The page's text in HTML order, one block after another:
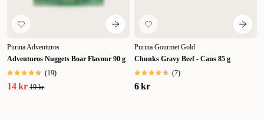
Purina Adventuros
Adventuros Nuggets Boar Flavour 90 g
(19)
14 kr 19 kr
Purina Gourmet Gold
Chunks Gravy Beef - Cans 85 g
(7)
6 kr